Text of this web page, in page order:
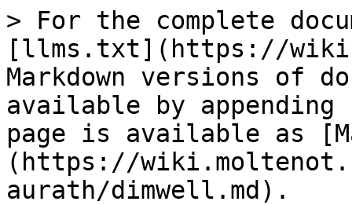
> For the complete
[llms.txt](https://
Markdown versions of
available by
page is available as
(https://
aurath/dimwell.md).